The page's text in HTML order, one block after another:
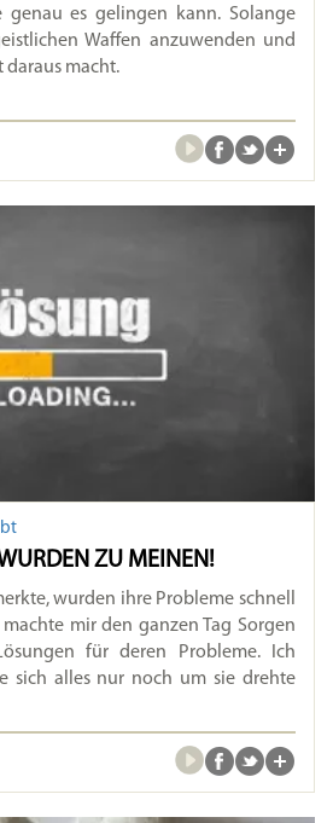
genau es gelingen kann. Solange
Waffen anzuwenden und
daraus macht.
ZU MEINEN!
wurden ihre Probleme schnell
mir den ganzen Tag Sorgen
für deren Probleme. Ich
sich alles nur noch um sie drehte